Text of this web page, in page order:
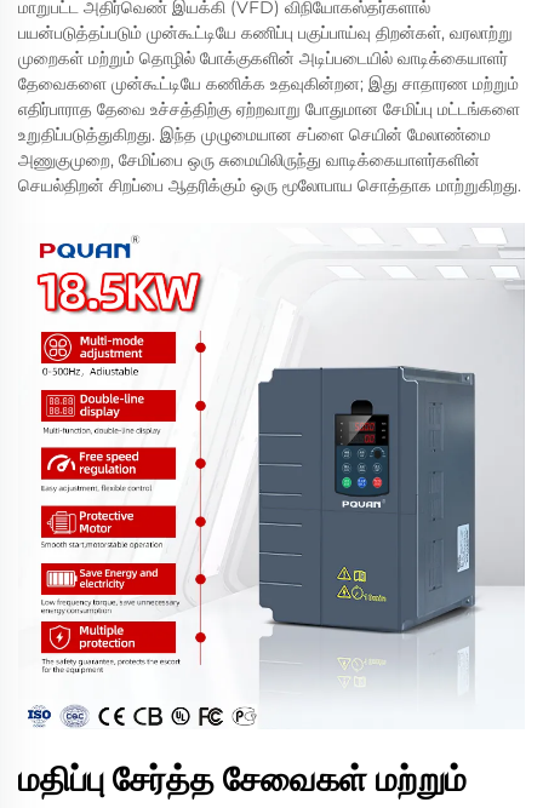
மாறுபட்ட அதிர்வெண் இயக்கி (VFD) விநியோகஸ்தர்களால்
பயன்படுத்தப்படும் முன்கூட்டியே கணிப்பு பகுப்பாய்வு திறன்கள், வரலாற்று
முறைகள் மற்றும் தொழில் போக்குகளின் அடிப்படையில் வாடிக்கையாளர்
தேவைகளை முன்கூட்டியே கணிக்க உதவுகின்றன; இது சாதாரண மற்றும்
எதிர்பாராத தேவை உச்சத்திற்கு ஏற்றவாறு போதுமான சேமிப்பு மட்டங்களை
உறுதிப்படுத்துகிறது. இந்த முழுமையான சப்ளை செயின் மேலாண்மை
அணுகுமுறை, சேமிப்பை ஒரு சுமையிலிருந்து வாடிக்கையாளர்களின்
செயல்திறன் சிறப்பை ஆதரிக்கும் ஒரு மூலோபாய சொத்தாக மாற்றுகிறது.
மதிப்பு சேர்த்த சேவைகள் மற்றும்